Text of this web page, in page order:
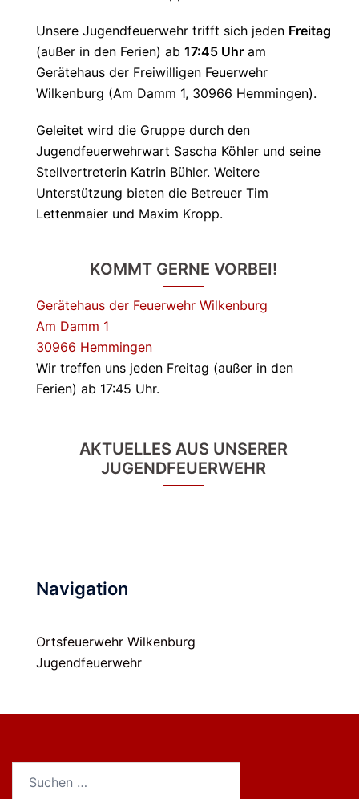
Unsere Jugendfeuerwehr trifft sich jeden Freitag
(außer in den Ferien) ab 17:45 Uhr am
Gerätehaus der Freiwilligen Feuerwehr
Wilkenburg (Am Damm 1, 30966 Hemmingen).
Geleitet wird die Gruppe durch den
Jugendfeuerwehrwart Sascha Köhler und seine
Stellvertreterin Katrin Bühler. Weitere
Unterstützung bieten die Betreuer Tim
Lettenmaier und Maxim Kropp.
KOMMT GERNE VORBEI!
Gerätehaus der Feuerwehr Wilkenburg
Am Damm 1
30966 Hemmingen
Wir treffen uns jeden Freitag (außer in den
Ferien) ab 17:45 Uhr.
AKTUELLES AUS UNSERER
JUGENDFEUERWEHR
Navigation
Ortsfeuerwehr Wilkenburg
Jugendfeuerwehr